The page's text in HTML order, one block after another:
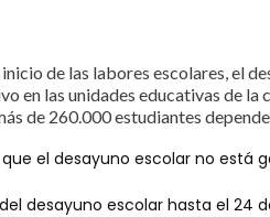
inicio de las labores escolares, el
en las unidades educativas de
de 260.000 estudiantes
el desayuno escolar no está
desayuno escolar hasta el 24